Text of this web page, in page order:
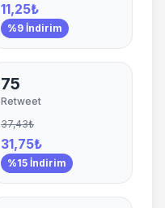
11,25₺
%9 İndirim
75
Retweet
37,43₺
31,75₺
%15 İndirim